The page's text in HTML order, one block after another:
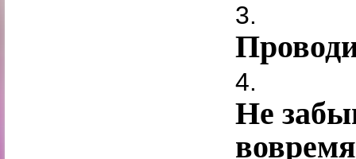
3.
4.
Не